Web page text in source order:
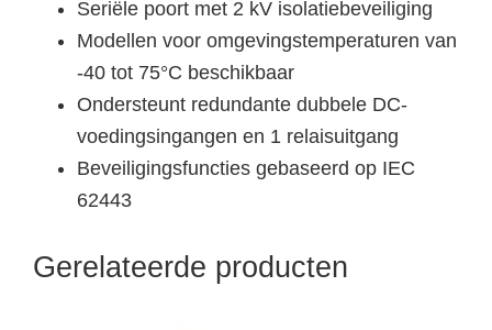
Seriële poort met 2 kV isolatiebeveiliging
Modellen voor omgevingstemperaturen van
-40 tot 75°C beschikbaar
Ondersteunt redundante dubbele DC-
voedingsingangen en 1 relaisuitgang
Beveiligingsfuncties gebaseerd op IEC
62443
Gerelateerde producten